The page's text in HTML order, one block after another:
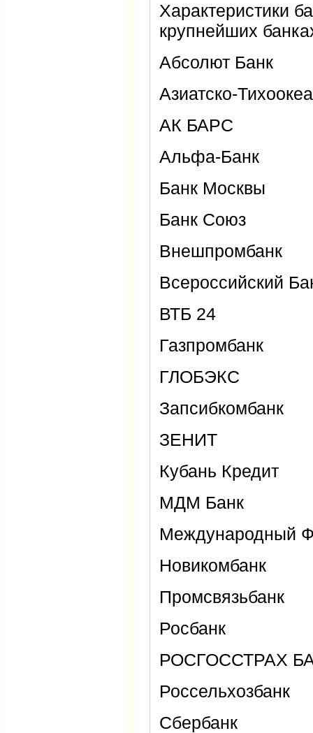
Характеристики
крупнейших
Абсолют Банк
Азиатско-
АК БАРС
Альфа-Банк
Банк Москвы
Банк Союз
Внешпромбанк
Всероссийский
ВТБ 24
Газпромбанк
ГЛОБЭКС
Запсибкомбанк
ЗЕНИТ
Кубань Кредит
МДМ Банк
Международный
Новикомбанк
Промсвязьбанк
Росбанк
РОСГОССТРАХ
Россельхозбанк
Сбербанк